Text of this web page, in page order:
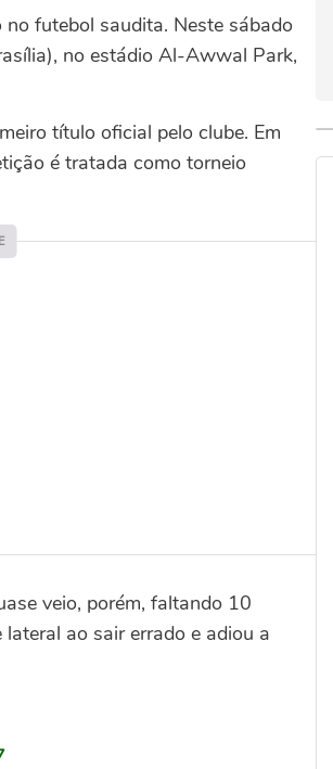
futebol saudita. Neste sábado
no estádio Al-Awwal Park,
título oficial pelo clube. Em
é tratada como torneio
veio, porém, faltando 10
ao sair errado e adiou a